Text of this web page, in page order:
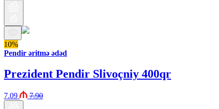
10%
Pendir əritmə ədəd
Prezident Pendir Slivoçniy 400qr
7.09 7.90